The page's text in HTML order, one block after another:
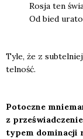
Rosja ten
Od bied
Tyle, że z
tel­ność.
Potocz­ne
z
ty­pem domi­na­cji